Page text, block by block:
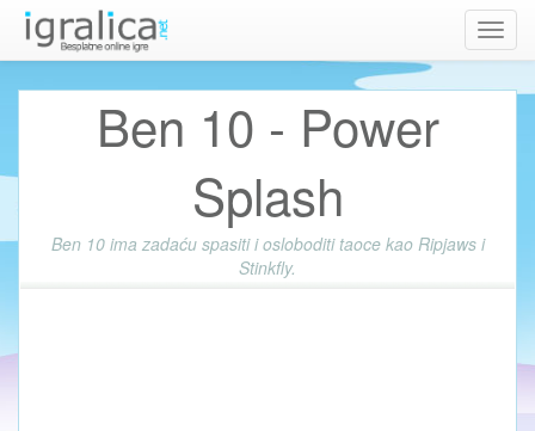
Ben 10 - Power
Splash
Ben 10 ima zadaću spasiti i osloboditi taoce kao Ripjaws i
Stinkfly.